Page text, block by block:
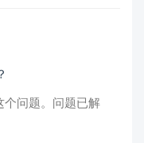
个问题。问题已解